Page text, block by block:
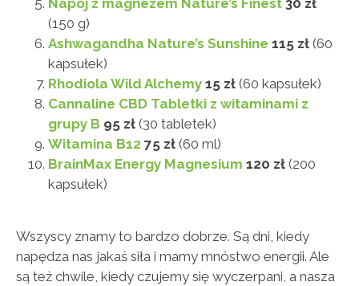
Napój z magnezem Nature’s Finest 30 zł
(150 g)
Ashwagandha Nature’s Sunshine 115 zł (60
kapsułek)
Rhodiola Wild Alchemy 15 zł (60 kapsułek)
Cannaline CBD Tabletki z witaminami z
grupy B 95 zł (30 tabletek)
Witamina B12 75 zł (60 ml)
BrainMax Energy Magnesium 120 zł (200
kapsułek)
Wszyscy znamy to bardzo dobrze. Są dni, kiedy
napędza nas jakaś siła i mamy mnóstwo energii. Ale
są też chwile, kiedy czujemy się wyczerpani, a nasza